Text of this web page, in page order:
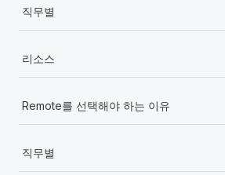
직무별
리소스
Remote를 선택해야 하는 이유
직무별